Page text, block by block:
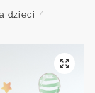
dzieci /